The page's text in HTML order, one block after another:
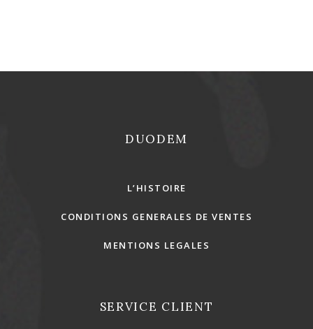
DUODEM
L’HISTOIRE
CONDITIONS GENERALES DE VENTES
MENTIONS LEGALES
SERVICE CLIENT